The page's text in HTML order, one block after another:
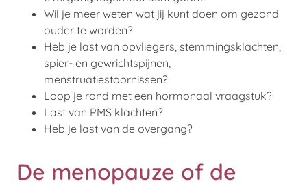
Wil je meer weten wat jij kunt doen om gezond
ouder te worden?
Heb je last van opvliegers, stemmingsklachten,
spier- en gewrichtspijnen,
menstruatiestoornissen?
Loop je rond met een hormonaal vraagstuk?
Last van PMS klachten?
Heb je last van de overgang?
De menopauze of de